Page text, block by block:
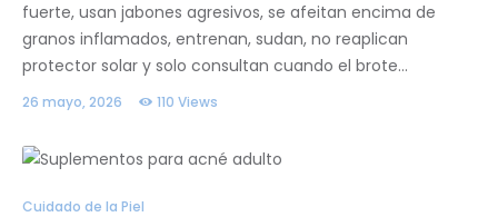
fuerte, usan jabones agresivos, se afeitan encima de
granos inflamados, entrenan, sudan, no reaplican
protector solar y solo consultan cuando el brote…
26 mayo, 2026 110 Views
Cuidado de la Piel